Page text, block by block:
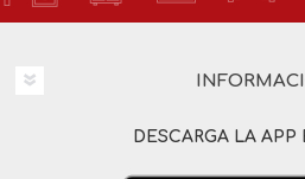
DESCARGA LA